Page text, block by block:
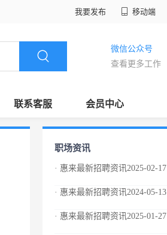
我要发布 移动端
微信公众号
查看更多工作
联系客服 会员中心
职场资讯
· 惠来最新招聘资讯2025-02-17
· 惠来最新招聘资讯2024-05-13
· 惠来最新招聘资讯2025-01-27